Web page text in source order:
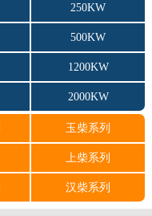
250KW
500KW
1200KW
2000KW
玉柴系列
上柴系列
汉柴系列